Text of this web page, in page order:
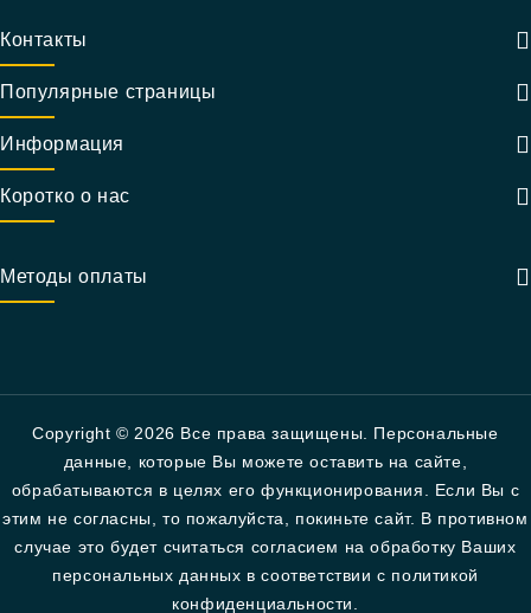
Контакты
Популярные страницы
Информация
Коротко о нас
Методы оплаты
Copyright © 2026 Все права защищены. Персональные
данные, которые Вы можете оставить на сайте,
обрабатываются в целях его функционирования. Если Вы с
этим не согласны, то пожалуйста, покиньте сайт. В противном
случае это будет считаться согласием на обработку Ваших
персональных данных в соответствии с политикой
конфиденциальности.